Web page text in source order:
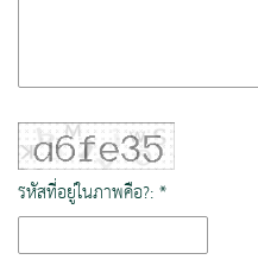
รหัสที่อยู่ในภาพคือ?: *